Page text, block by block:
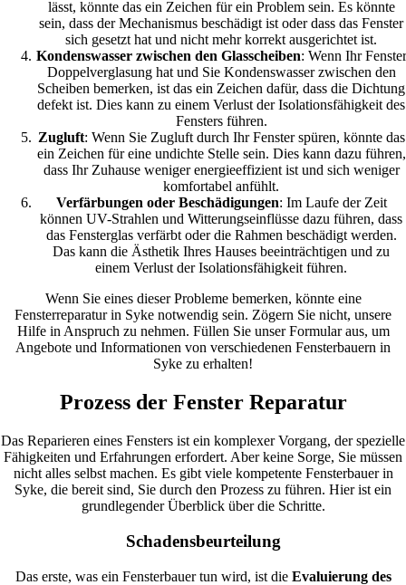
lässt, könnte das ein Zeichen für ein Problem sein. Es könnte
sein, dass der Mechanismus beschädigt ist oder dass das Fenster
sich gesetzt hat und nicht mehr korrekt ausgerichtet ist.
Kondenswasser zwischen den Glasscheiben: Wenn Ihr Fenster
Doppelverglasung hat und Sie Kondenswasser zwischen den
Scheiben bemerken, ist das ein Zeichen dafür, dass die Dichtung
defekt ist. Dies kann zu einem Verlust der Isolationsfähigkeit des
Fensters führen.
Zugluft: Wenn Sie Zugluft durch Ihr Fenster spüren, könnte das
ein Zeichen für eine undichte Stelle sein. Dies kann dazu führen,
dass Ihr Zuhause weniger energieeffizient ist und sich weniger
komfortabel anfühlt.
Verfärbungen oder Beschädigungen: Im Laufe der Zeit
können UV-Strahlen und Witterungseinflüsse dazu führen, dass
das Fensterglas verfärbt oder die Rahmen beschädigt werden.
Das kann die Ästhetik Ihres Hauses beeinträchtigen und zu
einem Verlust der Isolationsfähigkeit führen.
Wenn Sie eines dieser Probleme bemerken, könnte eine
Fensterreparatur in Syke notwendig sein. Zögern Sie nicht, unsere
Hilfe in Anspruch zu nehmen. Füllen Sie unser Formular aus, um
Angebote und Informationen von verschiedenen Fensterbauern in
Syke zu erhalten!
Prozess der Fenster Reparatur
Das Reparieren eines Fensters ist ein komplexer Vorgang, der spezielle
Fähigkeiten und Erfahrungen erfordert. Aber keine Sorge, Sie müssen
nicht alles selbst machen. Es gibt viele kompetente Fensterbauer in
Syke, die bereit sind, Sie durch den Prozess zu führen. Hier ist ein
grundlegender Überblick über die Schritte.
Schadensbeurteilung
Das erste, was ein Fensterbauer tun wird, ist die Evaluierung des